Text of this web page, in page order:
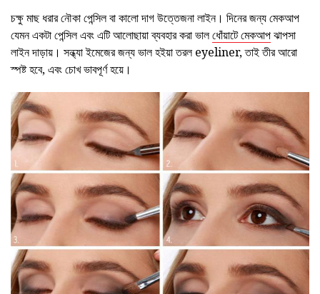
চক্ষু মাছ ধরার নৌকা পেন্সিল বা কালো দাগ উত্তেজনা লাইন। দিনের জন্য মেকআপ
যেমন একটা পেন্সিল এবং এটি আলোছায়া ব্যবহার করা ভালধোঁয়াটে মেকআপঝাপসা
লাইন দাড়ায়। সন্ধ্যা ইমেজের জন্য ভাল হইয়া তরল eyeliner, তাই তীর আরো
স্পষ্ট হবে, এবং চোখ ভাবপূর্ণ হয়ে।